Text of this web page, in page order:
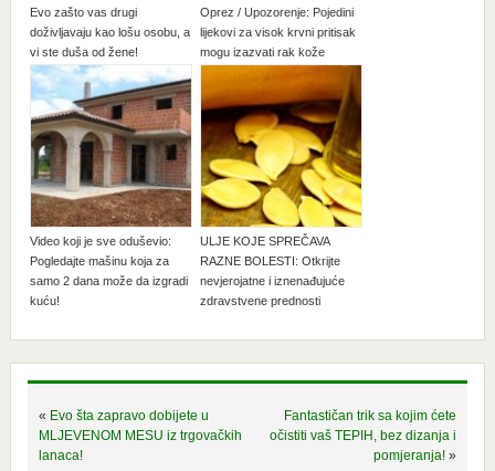
Evo zašto vas drugi
doživljavaju kao lošu osobu, a
vi ste duša od žene!
Oprez / Upozorenje: Pojedini
lijekovi za visok krvni pritisak
mogu izazvati rak kože
Video koji je sve oduševio:
Pogledajte mašinu koja za
samo 2 dana može da izgradi
kuću!
ULJE KOJE SPREČAVA
RAZNE BOLESTI: Otkrijte
nevjerojatne i iznenađujuće
zdravstvene prednosti
« Evo šta zapravo dobijete u
MLJEVENOM MESU iz trgovačkih
lanaca!
Fantastičan trik sa kojim ćete
očistiti vaš TEPIH, bez dizanja i
pomjeranja! »